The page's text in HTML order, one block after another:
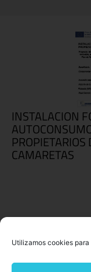
Utilizamos cookies
INSTALACION
PROPIETARIOS
CAMARETAS